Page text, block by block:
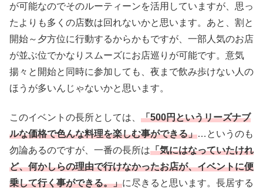
が可能なのでそのルーティーンを活用していますが、思っ
たよりも多くの店数は回れないかと思います。あと、割と
開始～夕方位に行動するからかもですが、一部人気のお店
が並ぶ位でかなりスムーズにお店巡りが可能です。意気
揚々と開始と同時に参加しても、夜まで飲み歩けない人の
ほうが多いんじゃないかと思います。
このイベントの長所としては、 「500円というリーズナブ
ルな価格で色んな料理を楽しむ事ができる」…というのも
勿論あるのですが、一番の長所は「気にはなっていたけれ
ど、何かしらの理由で行けなかったお店が、イベントに便
乗して行く事ができる。」に尽きると思います。長居する